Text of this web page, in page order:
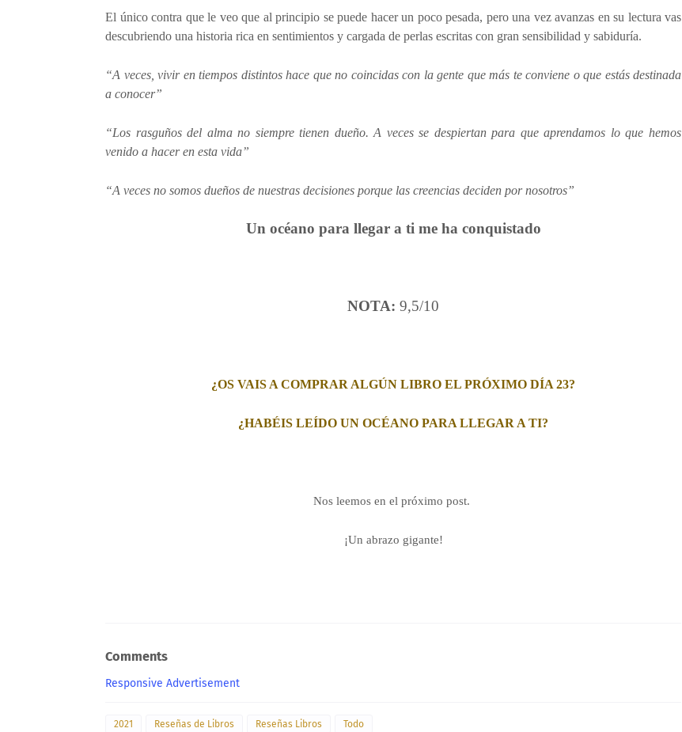
El único contra que le veo que al principio se puede hacer un poco pesada, pero una vez avanzas en su lectura vas
descubriendo una historia rica en sentimientos y cargada de perlas escritas con gran sensibilidad y sabiduría.
“A veces, vivir en tiempos distintos hace que no coincidas con la gente que más te conviene o que estás destinada
a conocer”
“Los rasguños del alma no siempre tienen dueño. A veces se despiertan para que aprendamos lo que hemos
venido a hacer en esta vida”
“A veces no somos dueños de nuestras decisiones porque las creencias deciden por nosotros”
Un océano para llegar a ti me ha conquistado
NOTA: 9,5/10
¿OS VAIS A COMPRAR ALGÚN LIBRO EL PRÓXIMO DÍA 23?
¿HABÉIS LEÍDO UN OCÉANO PARA LLEGAR A TI?
Nos leemos en el próximo post.
¡Un abrazo gigante!
Comments
Responsive Advertisement
2021 Reseñas de Libros Reseñas Libros Todo